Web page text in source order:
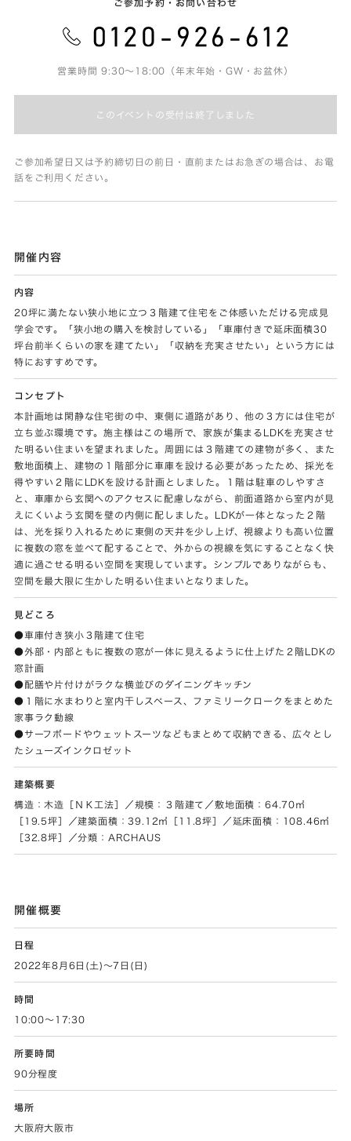
ご参加予約・お問い合わせ
営業時間 9:30～18:00（年末年始・GW・お盆休）
このイベントの受付は終了しました
ご参加希望日又は予約締切日の前日・直前またはお急ぎの場合は、お電
話をご利用ください。
開催内容
内容
20坪に満たない狭小地に立つ３階建て住宅をご体感いただける完成見
学会です。「狭小地の購入を検討している」「車庫付きで延床面積30
坪台前半くらいの家を建てたい」「収納を充実させたい」という方には
特におすすめです。
コンセプト
本計画地は閑静な住宅街の中、東側に道路があり、他の３方には住宅が
立ち並ぶ環境です。施主様はこの場所で、家族が集まるLDKを充実させ
た明るい住まいを望まれました。周囲には３階建ての建物が多く、また
敷地面積上、建物の１階部分に車庫を設ける必要があったため、採光を
得やすい２階にLDKを設ける計画としました。１階は駐車のしやすさ
と、車庫から玄関へのアクセスに配慮しながら、前面道路から室内が見
えにくいよう玄関を壁の内側に配しました。LDKが一体となった２階
は、光を採り入れるために東側の天井を少し上げ、視線よりも高い位置
に複数の窓を並べて配することで、外からの視線を気にすることなく快
適に過ごせる明るい空間を実現しています。シンプルでありながらも、
空間を最大限に生かした明るい住まいとなりました。
見どころ
●車庫付き狭小３階建て住宅
●外部・内部ともに複数の窓が一体に見えるように仕上げた２階LDKの
窓計画
●配膳や片付けがラクな横並びのダイニングキッチン
●１階に水まわりと室内干しスペース、ファミリークロークをまとめた
家事ラク動線
●サーフボードやウェットスーツなどもまとめて収納できる、広々とし
たシューズインクロゼット
建築概要
構造：木造［ＮＫ工法］／規模：３階建て／敷地面積：64.70㎡
［19.5坪］／建築面積：39.12㎡［11.8坪］／延床面積：108.46㎡
［32.8坪］／分類：ARCHAUS
開催概要
日程
2022年8月6日(土)～7日(日)
時間
10:00～17:30
所要時間
90分程度
場所
大阪府大阪市